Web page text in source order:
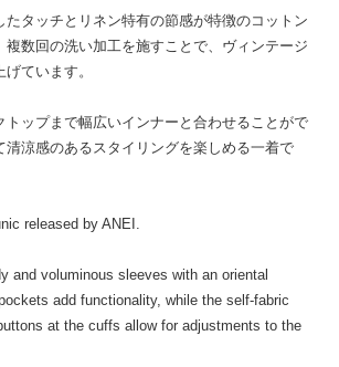
たタッチとリネン特有の節感が特徴のコットン
複数回の洗い加工を施すことで、ヴィンテージ
ています。
トップまで幅広いインナーと合わせることがで
清涼感のあるスタイリングを楽しめる一着で
released by ANEI.
and voluminous sleeves with an oriental
add functionality, while the self-fabric
at the cuffs allow for adjustments to the